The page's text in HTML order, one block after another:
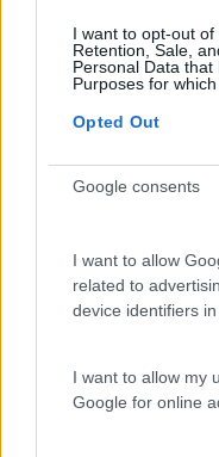
I want to opt-out of
Retention, Sale,
Personal Data
Purposes for
Opted Out
Google consents
I want to allow
related to
device identifiers in
I want to allow my
Google for online
O
dados
crítico
Fazer
do